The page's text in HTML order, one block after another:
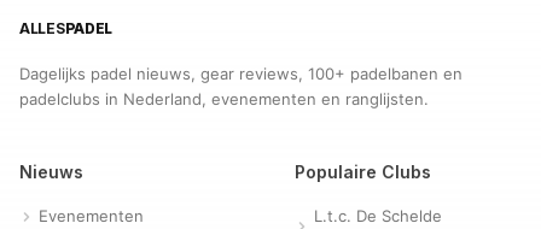
ALLESPADEL
Dagelijks padel nieuws, gear reviews, 100+ padelbanen en
padelclubs in Nederland, evenementen en ranglijsten.
Nieuws
Evenementen
Populaire Clubs
L.t.c. De Schelde